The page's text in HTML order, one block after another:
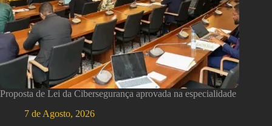
Proposta de Lei da Cibersegurança aprovada na especialidade
7 de Agosto, 2026